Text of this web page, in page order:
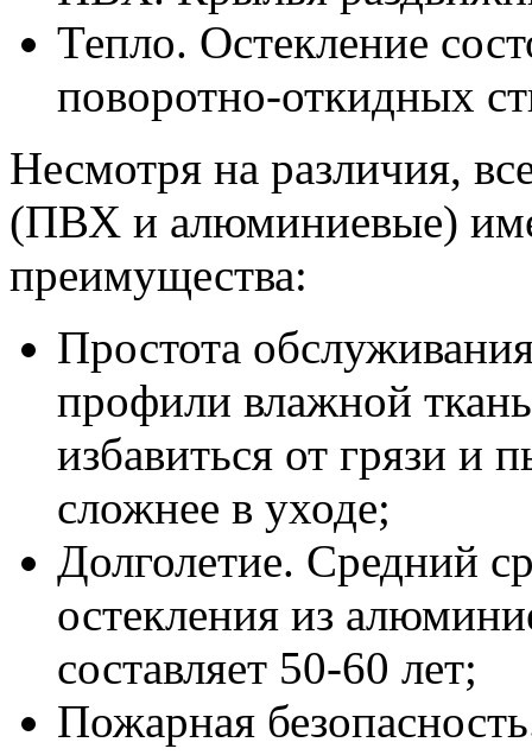
Тепло. Остекление
поворотно-откидных
Несмотря на различия,
(ПВХ и алюминиевые)
преимущества:
Простота
профили влажной
избавиться от грязи и
сложнее в уходе;
Долголетие. Средний
остекления из
составляет 50-60 лет;
Пожарная